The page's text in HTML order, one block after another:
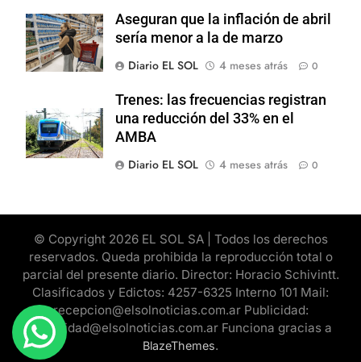
Aseguran que la inflación de abril
sería menor a la de marzo
Diario EL SOL
4 meses atrás 0
Trenes: las frecuencias registran
una reducción del 33% en el
AMBA
Diario EL SOL
4 meses atrás 0
© Copyright 2026 EL SOL SA | Todos los derechos
reservados. Queda prohibida la reproducción total o
parcial del presente diario. Director: Horacio Schivintt.
Clasificados y Edictos: 4257-6325 Interno 101 Mail:
recepcion@elsolnoticias.com.ar Publicidad:
publicidad@elsolnoticias.com.ar Funciona gracias a
BlazeThemes.